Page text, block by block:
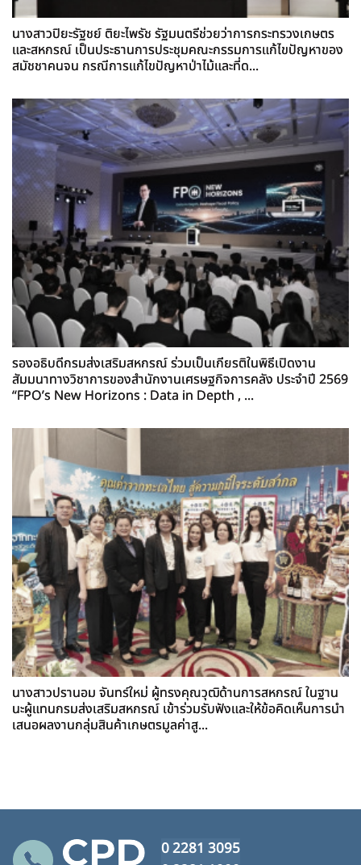
นางสาวปิยะรัฐชย์ ติยะไพรัช รัฐมนตรีช่วยว่าการกระทรวงเกษตร
และสหกรณ์ เป็นประธานการประชุมคณะกรรมการแก้ไขปัญหาของ
สมัชชาคนจน กรณีการแก้ไขปัญหาป่าไม้และที่ด...
รองอธิบดีกรมส่งเสริมสหกรณ์ ร่วมเป็นเกียรติในพิธีเปิดงาน
สัมมนาทางวิชาการของสำนักงานเศรษฐกิจการคลัง ประจำปี 2569
“FPO’s New Horizons : Data in Depth , ...
นางสาวปรานอม จันทร์ใหม่ ผู้ทรงคุณวุฒิด้านการสหกรณ์ ในฐาน
นะผู้แทนกรมส่งเสริมสหกรณ์ เข้าร่วมรับฟังและให้ข้อคิดเห็นการนำ
เสนอผลงานกลุ่มสินค้าเกษตรมูลค่าสู...
0 2281 3095